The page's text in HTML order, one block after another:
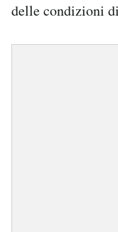
delle condizioni